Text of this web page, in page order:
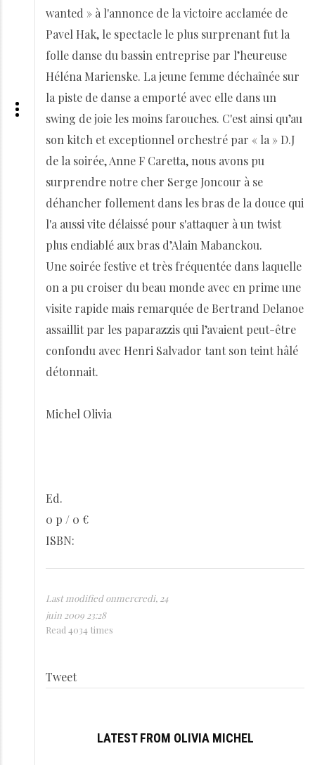
wanted » à l'annonce de la victoire acclamée de
Pavel Hak, le spectacle le plus surprenant fut la
folle danse du bassin entreprise par l’heureuse
Héléna Marienske. La jeune femme déchaînée sur
la piste de danse a emporté avec elle dans un
swing de joie les moins farouches. C'est ainsi qu’au
son kitch et exceptionnel orchestré par « la » D.J
de la soirée, Anne F Caretta, nous avons pu
surprendre notre cher Serge Joncour à se
déhancher follement dans les bras de la douce qui
l'a aussi vite délaissé pour s'attaquer à un twist
plus endiablé aux bras d’Alain Mabanckou.
Une soirée festive et très fréquentée dans laquelle
on a pu croiser du beau monde avec en prime une
visite rapide mais remarquée de Bertrand Delanoe
assaillit par les paparazzis qui l’avaient peut-être
confondu avec Henri Salvador tant son teint hâlé
détonnait.
Michel Olivia
Ed.
0 p / 0 €
ISBN:
Last modified onmercredi, 24
juin 2009 23:28
Read 4034 times
Tweet
LATEST FROM OLIVIA MICHEL